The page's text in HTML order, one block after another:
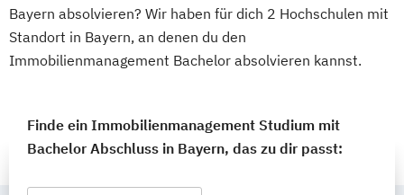
Bayern absolvieren? Wir haben für dich 2 Hochschulen mit
Standort in Bayern, an denen du den
Immobilienmanagement Bachelor absolvieren kannst.
Finde ein Immobilienmanagement Studium mit
Bachelor Abschluss in Bayern, das zu dir passt: